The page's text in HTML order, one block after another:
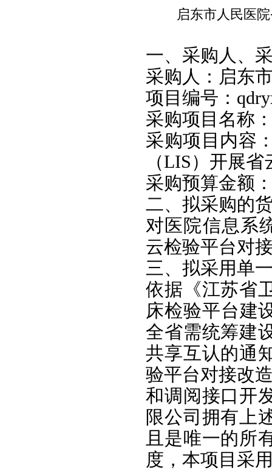
启东市人民医
一、采购人、
采购人：启东
项目编号：
采购项目名称
采购项目内容
（LIS）开展
采购预算金额
二、 拟采购的
对医院信息系
云检验平台对
三、拟采用单
依据《江苏省
床检验平台建
全省需统筹建
共享互认的通
验平台对接改
和调阅接口开
限公司拥有上
且是唯一的所
度，本项目采